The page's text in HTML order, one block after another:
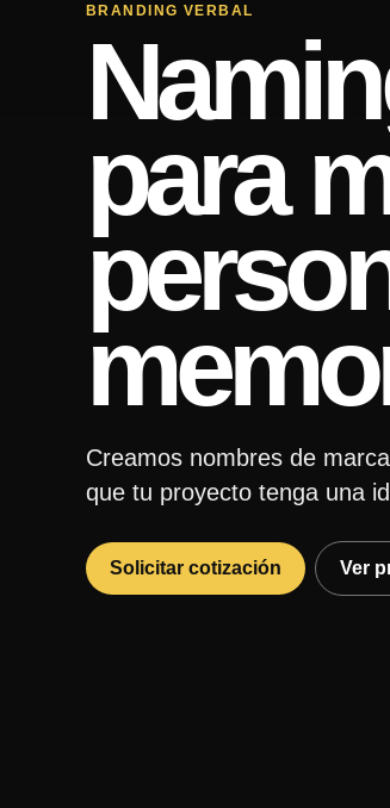
BRANDING VERBAL
para
Creamos nombres de
que tu proyecto tenga una
Solicitar cotización Ver